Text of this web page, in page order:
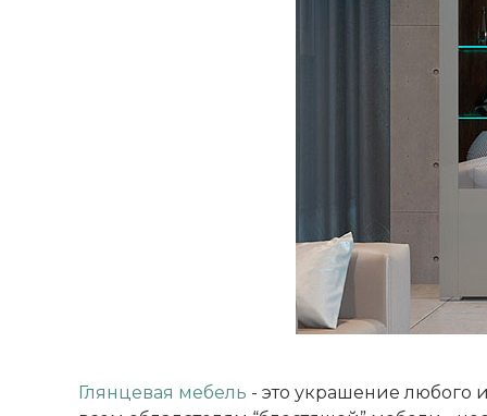
Глянцевая мебель - это украшение любого